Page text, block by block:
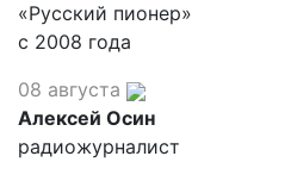
«Русский пионер»
с 2008 года
08 августа
Алексей Осин
радиожурналист